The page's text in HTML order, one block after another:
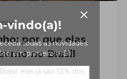
vindo(a)!
todas as novidades
em primeira mão.
por que elas
no Brasil
elas já são 53% dos